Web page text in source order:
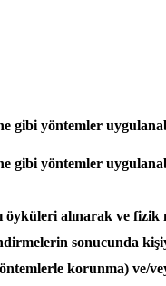
gibi yöntemler
gibi yöntemler
öyküleri alınarak ve fizik
sonucunda
korunma) ve/